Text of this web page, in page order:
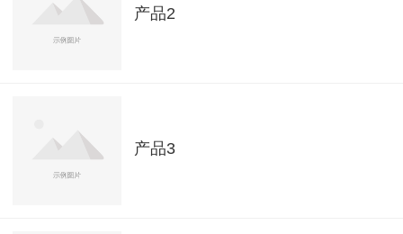
产品2
产品3